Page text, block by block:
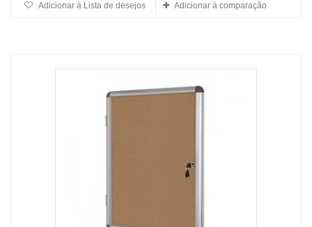
Adicionar à Lista de desejos Adicionar à comparação